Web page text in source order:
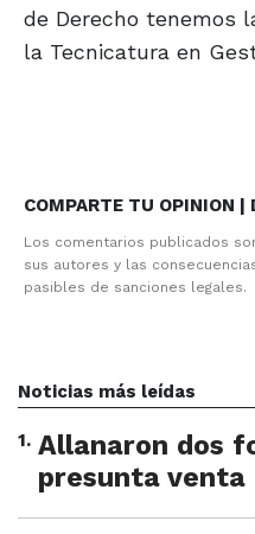
de Derecho tenemos
la Tecnicatura en
COMPARTE TU OPINION |
Los comentarios publicados
sus autores y las
pasibles de sanciones legales.
Noticias más leídas
1. Allanaron dos
presunta venta